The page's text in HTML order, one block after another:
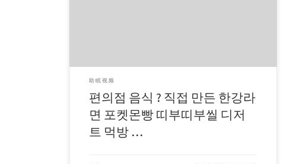
助眠视频
편의점 음식 ? 직접 만든 한강라
면 포켓몬빵 띠부띠부씰 디저
트 먹방 …